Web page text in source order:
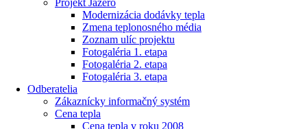
Modernizácia dodávky tepla
Zmena teplonosného média
Zoznam ulíc projektu
Fotogaléria 1. etapa
Fotogaléria 2. etapa
Fotogaléria 3. etapa
Odberatelia
Zákaznícky informačný systém
Cena tepla
Cena tepla v roku 2008